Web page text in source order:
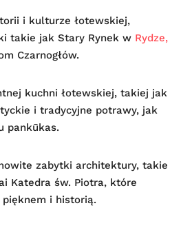
i kulturze łotewskiej,
takie jak Stary Rynek w Rydze,
Czarnogłów.
kuchni łotewskiej, takiej jak
i tradycyjne potrawy, jak
pankūkas.
zabytki architektury, takie
Katedra św. Piotra, które
i historią.